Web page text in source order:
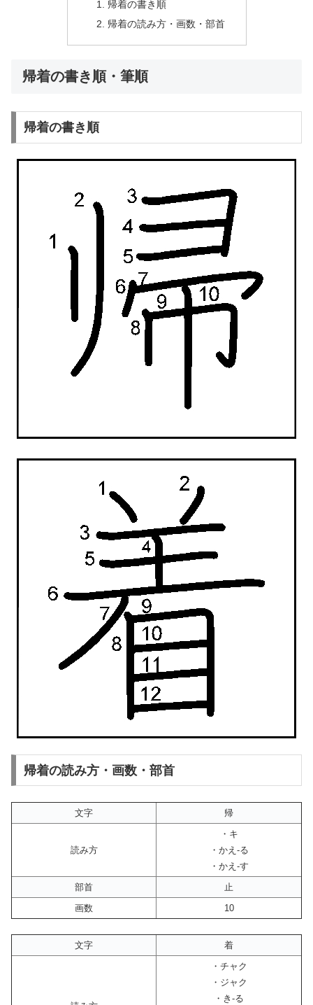
帰着の書き順
帰着の読み方・画数・部首
帰着の書き順・筆順
帰着の書き順
帰着の読み方・画数・部首
文字 帰
読み方
・キ
・かえ-る
・かえ-す
部首
止
画数
10
文字 着
・チャク
・ジャク
・き-る